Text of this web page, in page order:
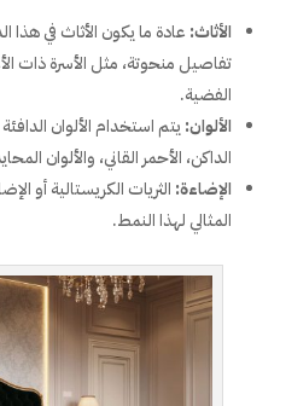
الأثاث: عادة ما يكون الأثاث في هذا
تفاصيل منحوتة، مثل الأسرة ذات
الفضية.
الألوان: يتم استخدام الألوان
الداكن، الأحمر القاني، والألوان
الإضاءة: الثريات الكريستالية أو
المثالي لهذا النمط.